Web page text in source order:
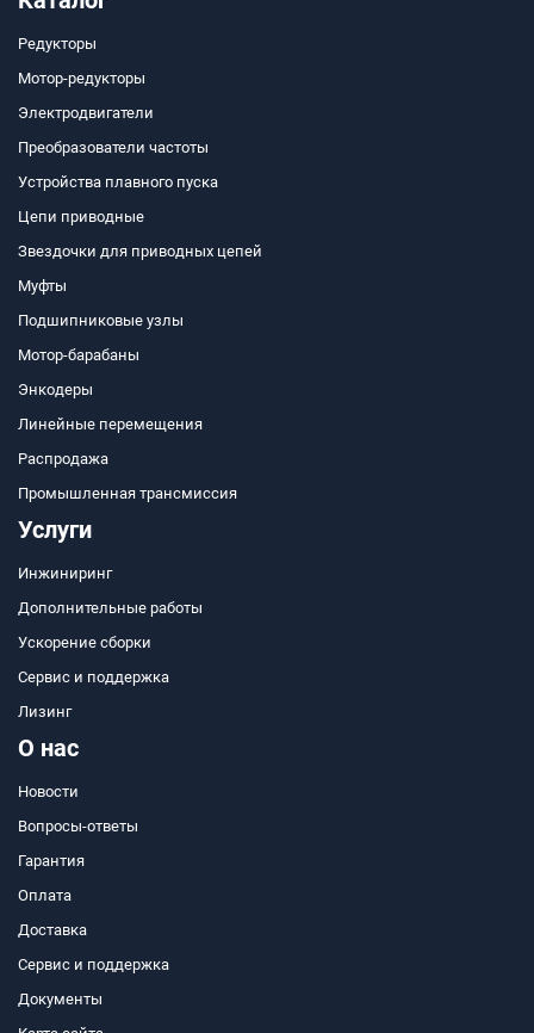
Редукторы
Мотор-редукторы
Электродвигатели
Преобразователи частоты
Устройства плавного пуска
Цепи приводные
Звездочки для приводных цепей
Муфты
Подшипниковые узлы
Мотор-барабаны
Энкодеры
Линейные перемещения
Распродажа
Промышленная трансмиссия
Услуги
Инжиниринг
Дополнительные работы
Ускорение сборки
Сервис и поддержка
Лизинг
О нас
Новости
Вопросы-ответы
Гарантия
Оплата
Доставка
Сервис и поддержка
Документы